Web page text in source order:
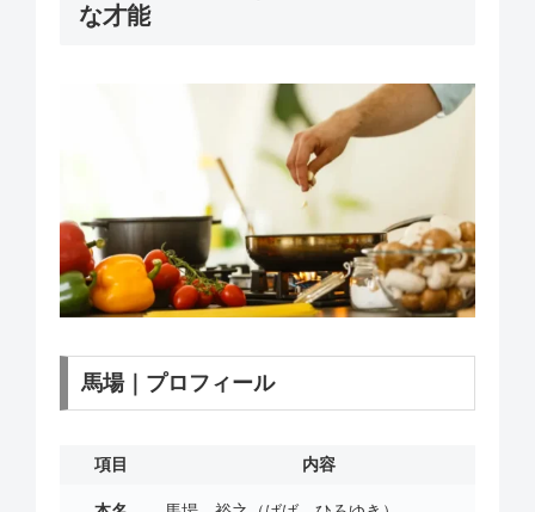
な才能
馬場｜プロフィール
項目 内容